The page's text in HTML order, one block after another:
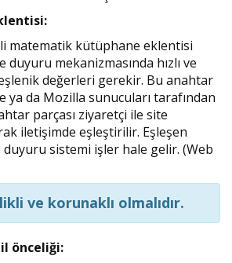
matematik kütüphane eklentisi
duyuru mekanizmasında hızlı ve
değerleri gerekir. Bu anahtar
ya da Mozilla sunucuları tarafından
parçası ziyaretçi ile site
iletişimde eşleştirilir. Eşleşen
sistemi işler hale gelir. (Web
ve korunaklı olmalıdır.
önceliği: